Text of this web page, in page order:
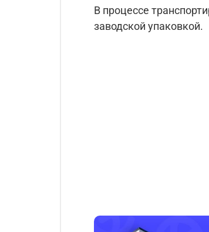
В процессе
заводской упаковкой.